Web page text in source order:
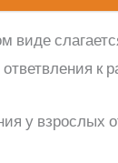
виде
к
у взрослых